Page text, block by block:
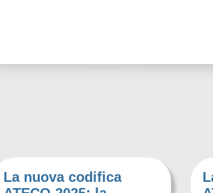
La nuova codifica